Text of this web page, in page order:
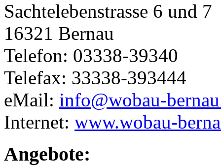
Sachtelebenstrasse 6 und 7
16321 Bernau
Telefon: 03338-39340
Telefax: 33338-393444
eMail: info@wobau-
Internet: www.wobau-
Angebote: